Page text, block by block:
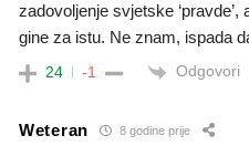
zadovoljenje svjetske
gine za istu. Ne znam, ispada
24 -1 Odgovori
Weteran 8 godine prije